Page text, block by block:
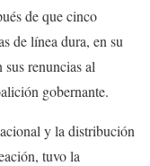
de que cinco
de línea dura, en su
renuncias al
gobernante.
y la distribución
tuvo la